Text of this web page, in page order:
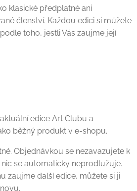
klasické předplatné ani
členství. Každou edici si můžete
toho, jestli Vás zaujme její
edice Art Clubu a
běžný produkt v e-shopu.
Objednávkou se nezavazujete k
se automaticky neprodlužuje.
zaujme další edice, můžete si ji